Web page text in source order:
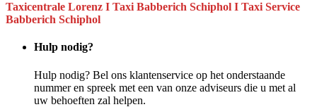
Taxicentrale Lorenz I Taxi Babberich Schiphol I Taxi Service
Babberich Schiphol
Hulp nodig?
Hulp nodig? Bel ons klantenservice op het onderstaande
nummer en spreek met een van onze adviseurs die u met al
uw behoeften zal helpen.